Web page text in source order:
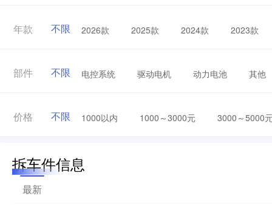
年款 不限 2026款 2025款 2024款 2023款
部件 不限 电控系统 驱动电机 动力电池 其他
价格 不限 1000以内 1000～3000元 3000～5000
拆车件信息
最新